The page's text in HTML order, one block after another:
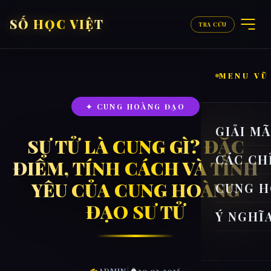
SỐ HỌC VIỆT TRA CỨU
MENU VŨ
GIẢI
CÁC
CUNG
Ý
✦ CUNG HOÀNG ĐẠO
SƯ TỬ LÀ CUNG GÌ? ĐẶC
ĐIỂM, TÍNH CÁCH VÀ TÌNH
YÊU CỦA CUNG HOÀNG
ĐẠO SƯ TỬ